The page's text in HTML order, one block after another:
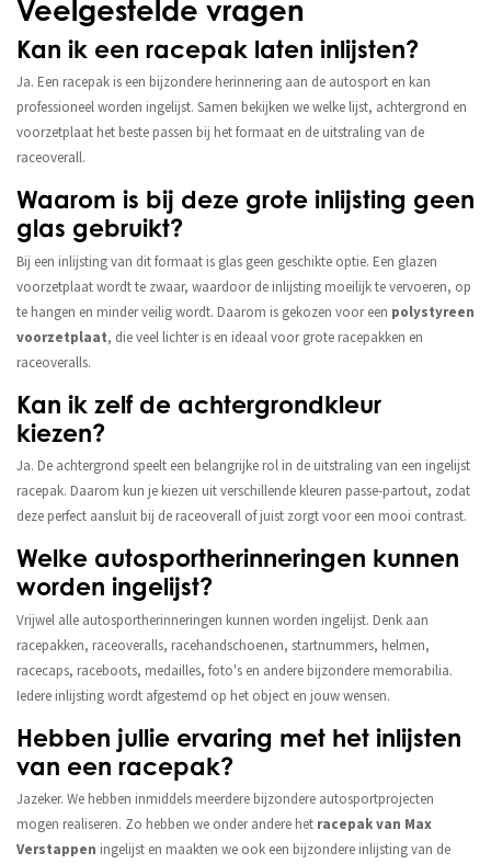
Veelgestelde vragen
Kan ik een racepak laten inlijsten?
Ja. Een racepak is een bijzondere herinnering aan de autosport en kan
professioneel worden ingelijst. Samen bekijken we welke lijst, achtergrond en
voorzetplaat het beste passen bij het formaat en de uitstraling van de
raceoverall.
Waarom is bij deze grote inlijsting geen
glas gebruikt?
Bij een inlijsting van dit formaat is glas geen geschikte optie. Een glazen
voorzetplaat wordt te zwaar, waardoor de inlijsting moeilijk te vervoeren, op
te hangen en minder veilig wordt. Daarom is gekozen voor een polystyreen
voorzetplaat, die veel lichter is en ideaal voor grote racepakken en
raceoveralls.
Kan ik zelf de achtergrondkleur
kiezen?
Ja. De achtergrond speelt een belangrijke rol in de uitstraling van een ingelijst
racepak. Daarom kun je kiezen uit verschillende kleuren passe-partout, zodat
deze perfect aansluit bij de raceoverall of juist zorgt voor een mooi contrast.
Welke autosportherinneringen kunnen
worden ingelijst?
Vrijwel alle autosportherinneringen kunnen worden ingelijst. Denk aan
racepakken, raceoveralls, racehandschoenen, startnummers, helmen,
racecaps, raceboots, medailles, foto's en andere bijzondere memorabilia.
Iedere inlijsting wordt afgestemd op het object en jouw wensen.
Hebben jullie ervaring met het inlijsten
van een racepak?
Jazeker. We hebben inmiddels meerdere bijzondere autosportprojecten
mogen realiseren. Zo hebben we onder andere het racepak van Max
Verstappen ingelijst en maakten we ook een bijzondere inlijsting van de